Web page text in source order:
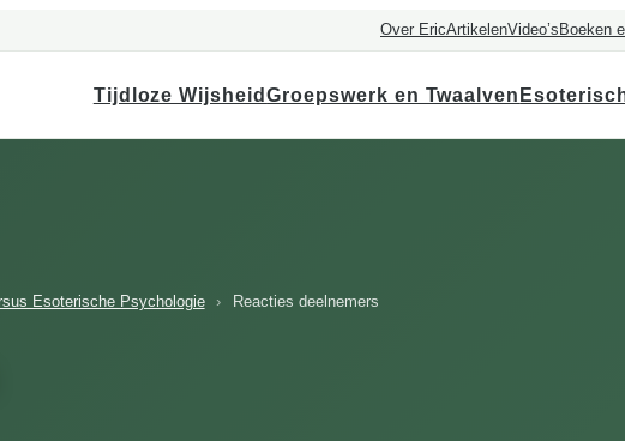
Over EricArtikelenVideo’s Boeken
Tijdloze WijsheidGroepswerk en Twaalven
Esoterische Psychologie › Reacties deelnemers